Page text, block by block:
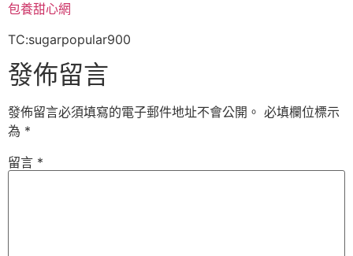
包養甜心網
TC:sugarpopular900
發佈留言
發佈留言必須填寫的電子郵件地址不會公開。 必填欄位標示
為 *
留言 *